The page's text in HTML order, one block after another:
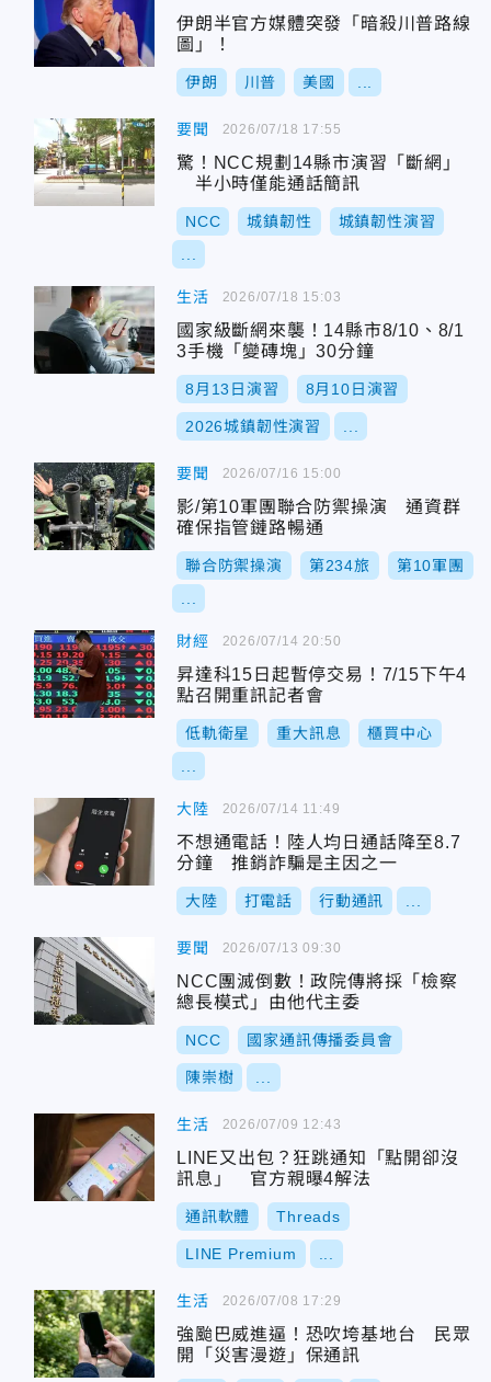
伊朗半官方媒體突發「暗殺川普路線
圖」！
伊朗 川普 美國
要聞
驚！NCC規劃14縣市演習「斷網」
半小時僅能通話簡訊
NCC 城鎮韌性 城鎮韌性演習
2026/07/18 17:55
生活
國家級斷網來襲！14縣市8/10、8/1
3手機「變磚塊」30分鐘
8月13日演習 8月10日演習
2026城鎮韌性演習
2026/07/18 15:03
要聞
影/第10軍團聯合防禦操演 通資群
確保指管鏈路暢通
聯合防禦操演 第234旅 第10軍團
2026/07/16 15:00
財經
昇達科15日起暫停交易！7/15下午4
點召開重訊記者會
低軌衛星 重大訊息 櫃買中心
2026/07/14 20:50
大陸
不想通電話！陸人均日通話降至8.7
分鐘 推銷詐騙是主因之一
大陸 打電話 行動通訊
2026/07/14 11:49
要聞
NCC團滅倒數！政院傳將採「檢察
總長模式」由他代主委
NCC 國家通訊傳播委員會
陳崇樹
2026/07/13 09:30
生活
LINE又出包？狂跳通知「點開卻沒
訊息」 官方親曝4解法
通訊軟體 Threads
LINE Premium
2026/07/09 12:43
生活
強颱巴威進逼！恐吹垮基地台 民眾
開「災害漫遊」保通訊
2026/07/08 17:29